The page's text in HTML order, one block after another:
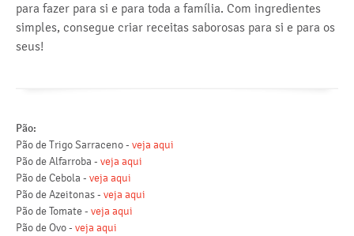
para fazer para si e para toda a família. Com ingredientes
simples, consegue criar receitas saborosas para si e para os
seus!
Pão:
Pão de Trigo Sarraceno - veja aqui
Pão de Alfarroba - veja aqui
Pão de Cebola - veja aqui
Pão de Azeitonas - veja aqui
Pão de Tomate - veja aqui
Pão de Ovo - veja aqui